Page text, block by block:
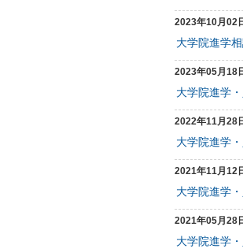
2023年10月02
大学院進学
2023年05月18
大学院進学
2022年11月28
大学院進学
2021年11月12
大学院進学
2021年05月28
大学院進学